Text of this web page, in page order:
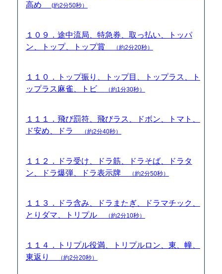
高め
(約2分50秒）
１０９．途中流局、特急券、取っ払い、トッパ
ン、トップ、トップ賞
（約2分20秒）
１１０．トップ振り、トップ目、トップラス、ト
ップラス麻雀、トビ
（約1分30秒）
１１１．飛び罰符、飛びラス、ドボン、トマト、
ド安め、ドラ
（約2分40秒）
１１２．ドラ受け、ドラ筋、ドラそば、ドラタ
ン、ドラ爆弾、ドラ表示牌
（約2分50秒）
１１３．ドラ含み、ドラまたぎ、ドラマチック、
とりダマ、トリプル
（約2分10秒）
１１４．トリプル役満、トリプルロン、東、幢、
東返り
（約2分20秒）